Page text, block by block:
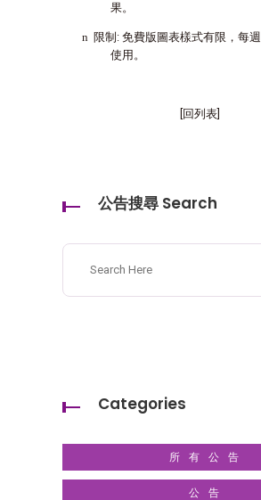
果。
n 限制: 免費版圖表樣式有限，每週
使用。
[回列表]
公告搜尋 Search
Categories
所有公告
公告